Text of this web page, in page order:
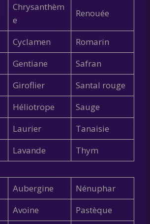
Chrysanthèm
e
Renouée
Cyclamen
Romarin
Gentiane
Safran
Giroflier
Santal rouge
Héliotrope
Sauge
Laurier
Tanaisie
Lavande
Thym
Aubergine
Nénuphar
Avoine
Pastèque